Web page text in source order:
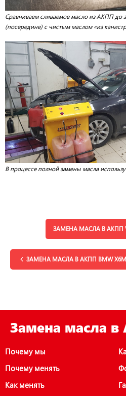
Сравниваем сливаемое масло из АКПП до
(посередине) с чистым маслом «из
В процессе полной замены масла
ЗАМЕНА МАСЛА В АКПП
ЗАМЕНА МАСЛА В АКПП BMW X6M
Замена масла
Почему мы
Почему менять
Как менять